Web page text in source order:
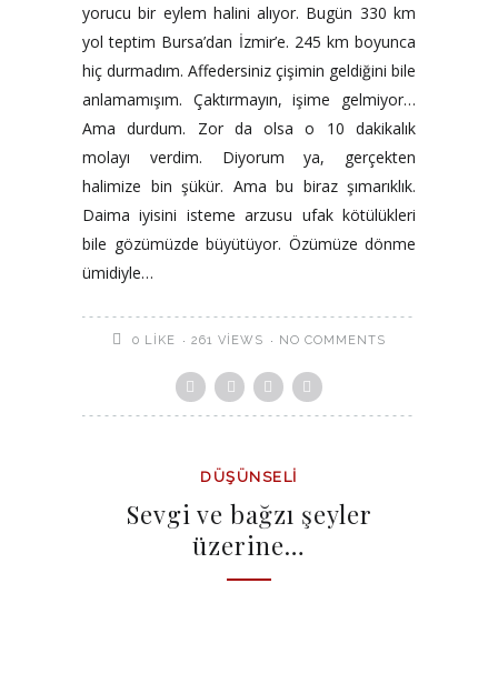
yorucu bir eylem halini alıyor. Bugün 330 km
yol teptim Bursa’dan İzmir’e. 245 km boyunca
hiç durmadım. Affedersiniz çişimin geldiğini bile
anlamamışım. Çaktırmayın, işime gelmiyor…
Ama durdum. Zor da olsa o 10 dakikalık
molayı verdim. Diyorum ya, gerçekten
halimize bin şükür. Ama bu biraz şımarıklık.
Daima iyisini isteme arzusu ufak kötülükleri
bile gözümüzde büyütüyor. Özümüze dönme
ümidiyle…
0 LIKE 261 VIEWS NO COMMENTS
DÜŞÜNSELI
Sevgi ve bağzı şeyler
üzerine…